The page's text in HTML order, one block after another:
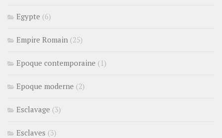
Egypte (6)
Empire Romain (25)
Epoque contemporaine (1)
Epoque moderne (2)
Esclavage (3)
Esclaves (3)